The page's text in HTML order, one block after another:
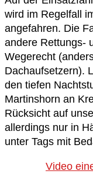
wird im Regelfall
angefahren. Die
andere Rettungs-
Wegerecht
Dachaufsetzern).
den tiefen
Martinshorn an
Rücksicht auf
allerdings nur in
unter Tags mit
Video